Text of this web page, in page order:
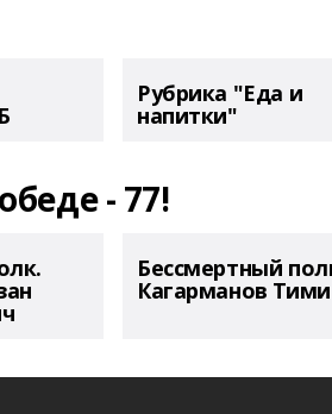
Рубрика "Еда и
напитки"
- 77!
Бессмертный
Кагарманов